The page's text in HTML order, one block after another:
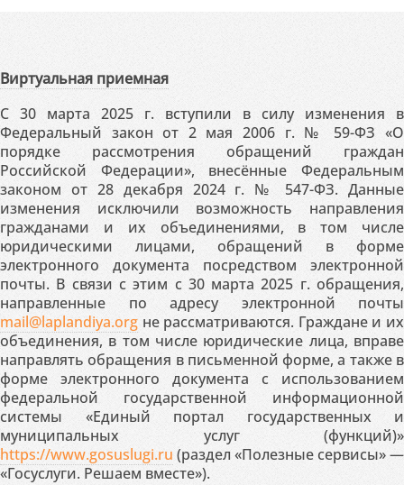
Виртуальная приемная
С 30 марта 2025 г. вступили в силу изменения в
Федеральный закон от 2 мая 2006 г. № 59-ФЗ «О
порядке рассмотрения обращений граждан
Российской Федерации», внесённые Федеральным
законом от 28 декабря 2024 г. № 547-ФЗ. Данные
изменения исключили возможность направления
гражданами и их объединениями, в том числе
юридическими лицами, обращений в форме
электронного документа посредством электронной
почты. В связи с этим с 30 марта 2025 г. обращения,
направленные по адресу электронной почты
mail@laplandiya.org не рассматриваются. Граждане и их
объединения, в том числе юридические лица, вправе
направлять обращения в письменной форме, а также в
форме электронного документа с использованием
федеральной государственной информационной
системы «Единый портал государственных и
муниципальных услуг (функций)»
https://www.gosuslugi.ru (раздел «Полезные сервисы» —
«Госуслуги. Решаем вместе»).